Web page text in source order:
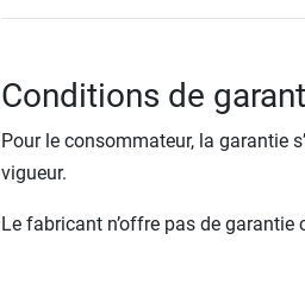
Conditions de
Pour le consommateur, la garantie
vigueur.
Le fabricant n’offre pas de